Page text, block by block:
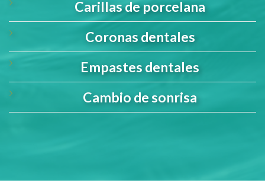
Carillas de porcelana
Coronas dentales
Empastes dentales
Cambio de sonrisa